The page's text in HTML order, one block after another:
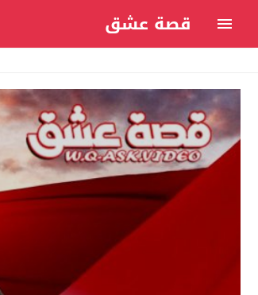
قصة عشق